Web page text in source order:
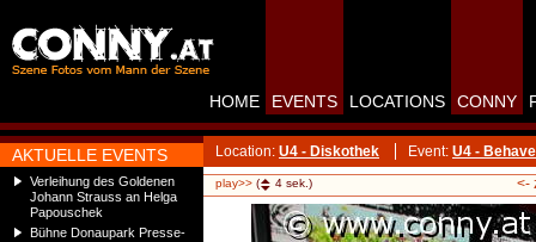
AKTUELLE EVENTS
Verleihung des Goldenen
Johann Strauss an Helga
Papouschek
Bühne Donaupark Presse-
HOME EVENTS LOCATIONS CONNY
Location: U4 - Diskothek Event: U4 -
play>> ( 4 sek.) <-